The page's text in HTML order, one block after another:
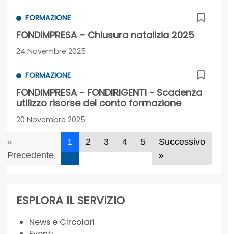
FORMAZIONE
FONDIMPRESA – Chiusura natalizia 2025
24 Novembre 2025
FORMAZIONE
FONDIMPRESA - FONDIRIGENTI - Scadenza
utilizzo risorse del conto formazione
20 Novembre 2025
«
Precedente
1 2 3 4 5
Successivo
»
ESPLORA IL SERVIZIO
News e Circolari